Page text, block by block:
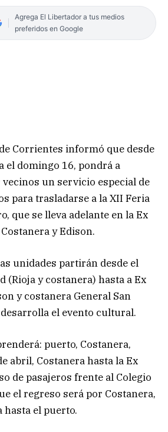
Agrega El Libertador a tus medios
preferidos en Google
Corrientes informó que desde
el domingo 16, pondrá a
un servicio especial de
para trasladarse a la XII Feria
que se lleva adelante en la Ex
y Edison.
unidades partirán desde el
(Rioja y costanera) hasta a Ex
y costanera General San
el evento cultural.
puerto, Costanera,
abril, Costanera hasta la Ex
de pasajeros frente al Colegio
el regreso será por Costanera,
hasta el puerto.